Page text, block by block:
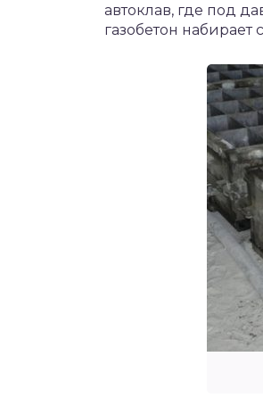
автоклав, где под
газобетон